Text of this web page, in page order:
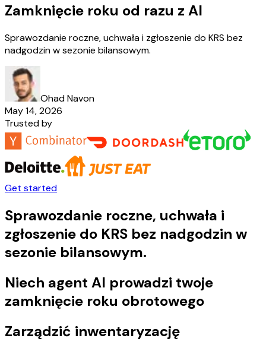
Zamknięcie roku od razu z AI
Sprawozdanie roczne, uchwała i zgłoszenie do KRS bez
nadgodzin w sezonie bilansowym.
Ohad Navon
May 14, 2026
Trusted by
Get started
Sprawozdanie roczne, uchwała i
zgłoszenie do KRS bez nadgodzin w
sezonie bilansowym.
Niech agent AI prowadzi twoje
zamknięcie roku obrotowego
Zarządzić inwentaryzację